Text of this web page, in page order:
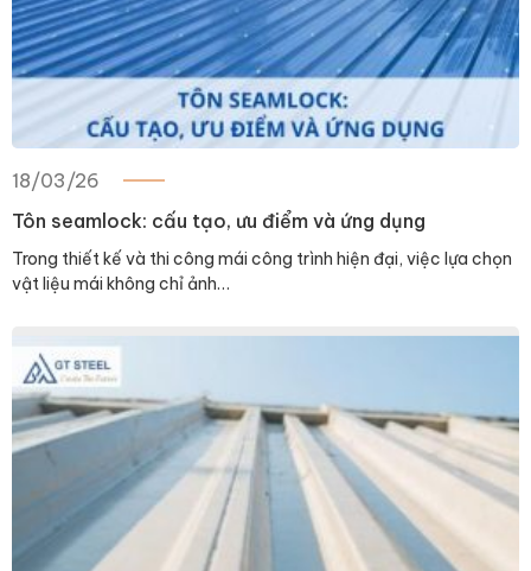
18/03/26
Tôn seamlock: cấu tạo, ưu điểm và ứng dụng
Trong thiết kế và thi công mái công trình hiện đại, việc lựa chọn
vật liệu mái không chỉ ảnh…